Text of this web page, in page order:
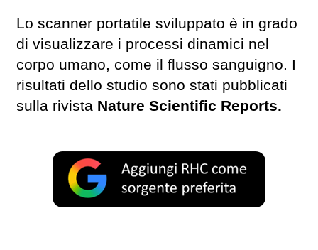
Lo scanner portatile sviluppato è in grado
di visualizzare i processi dinamici nel
corpo umano, come il flusso sanguigno. I
risultati dello studio sono stati pubblicati
sulla rivista Nature Scientific Reports.